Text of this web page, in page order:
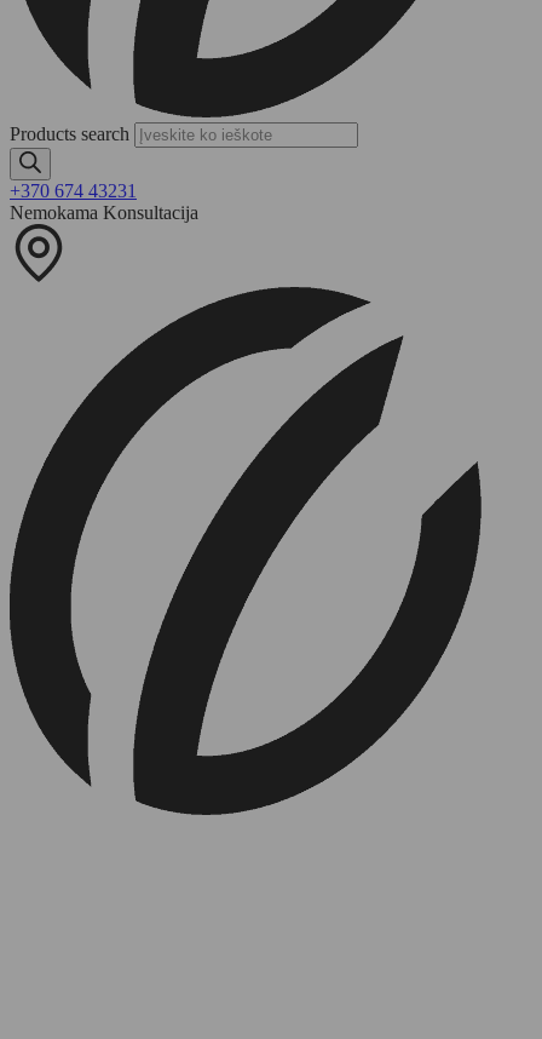
Products search
+370 674 43231
Nemokama Konsultacija